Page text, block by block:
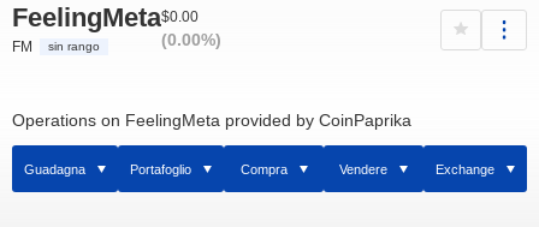
FeelingMeta
FM sin rango
$0.00
(0.00%)
Operations on FeelingMeta provided by CoinPaprika
Guadagna Portafoglio Compra Vendere Exchange